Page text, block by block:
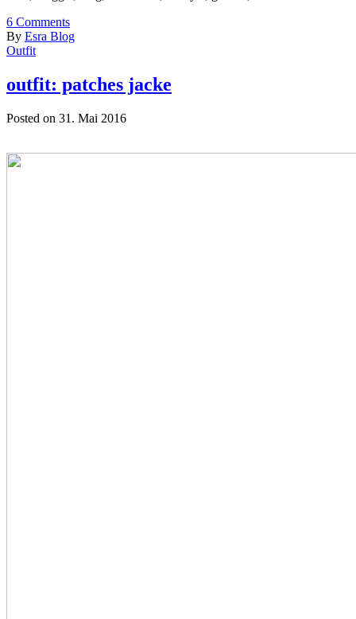
6 Comments
By Esra Blog
Outfit
outfit: patches jacke
Posted on 31. Mai 2016